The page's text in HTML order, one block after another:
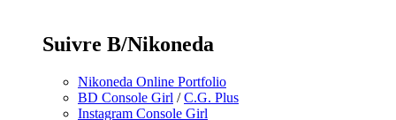
Suivre B/Nikoneda
Nikoneda Online Portfolio
BD Console Girl /C.G. Plus
Instagram Console Girl